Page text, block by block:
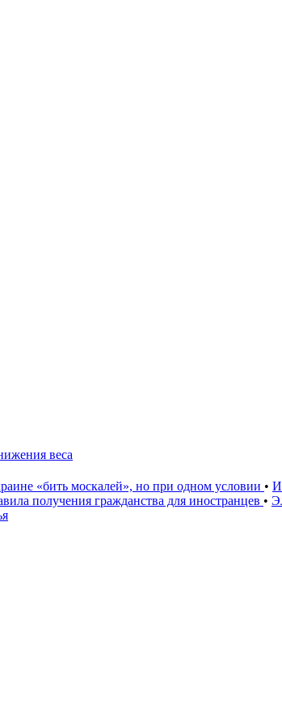
веса
«бить москалей», но при одном условии •
получения гражданства для иностранцев •